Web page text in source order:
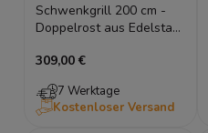
Schwenkgrill 200 cm -
Doppelrost aus Edelstahl
309,00 €
7 Werktage
Kostenloser Versand